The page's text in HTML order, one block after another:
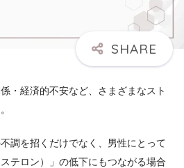
・経済的不安など、さまざまなスト
調を招くだけでなく、男性にとって
テロン）」の低下にもつながる場合